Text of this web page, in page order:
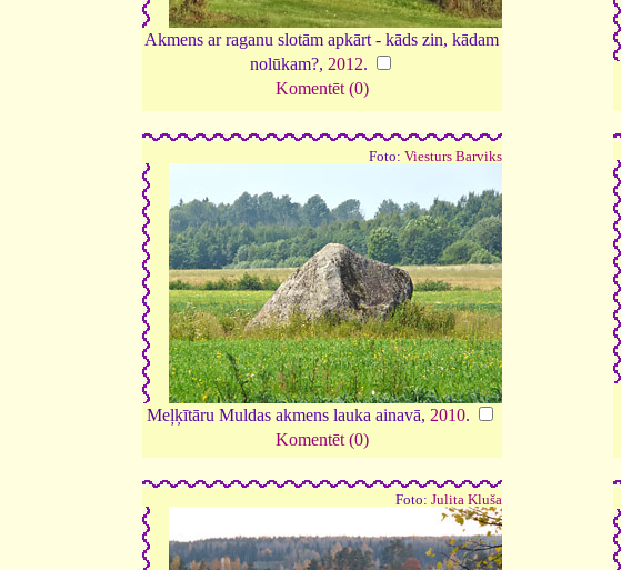
Akmens ar raganu slotām apkārt - kāds zin, kādam
nolūkam?, 2012.
Komentēt (0)
Foto: Viesturs Barviks
Meļķītāru Muldas akmens lauka ainavā, 2010.
Komentēt (0)
Foto: Julita Kluša